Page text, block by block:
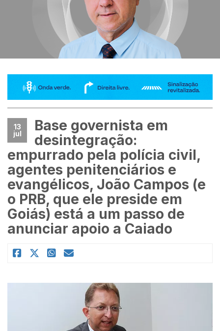
13
jul
Base governista em
desintegração:
empurrado pela polícia civil,
agentes penitenciários e
evangélicos, João Campos (e
o PRB, que ele preside em
Goiás) está a um passo de
anunciar apoio a Caiado